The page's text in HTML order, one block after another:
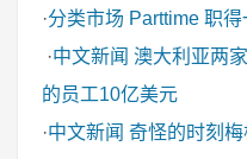
·分类市场 Parttime 职得
·中文新闻 澳大利亚两
的员工10亿美元
·中文新闻 奇怪的时刻